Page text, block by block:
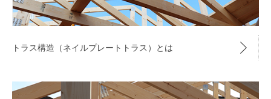
トラス構造（ネイルプレートトラス）とは